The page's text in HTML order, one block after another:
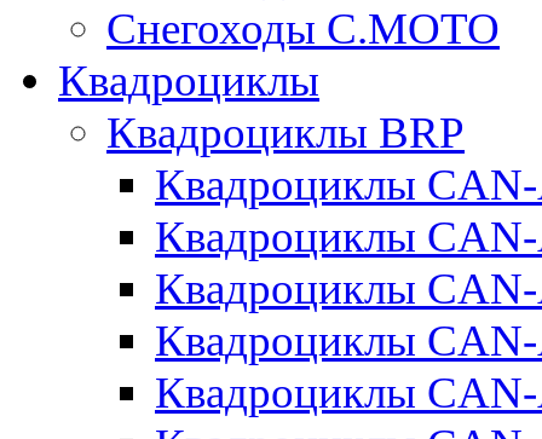
Снегоходы C.MOTO
Квадроциклы
Квадроциклы BRP
Квадроциклы
Квадроциклы
Квадроциклы
Квадроциклы
Квадроциклы